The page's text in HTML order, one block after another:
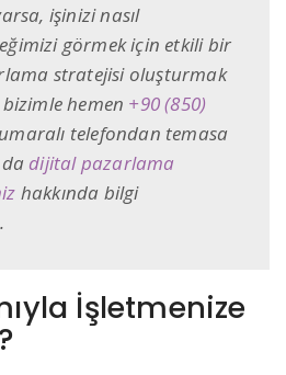
işinizi nasıl
görmek için etkili bir
stratejisi oluşturmak
hemen +90 (850)
telefondan temasa
dijital pazarlama
hakkında bilgi
İşletmenize